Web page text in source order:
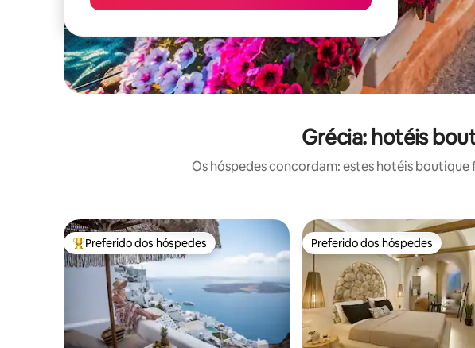
Grécia: hotéis
Os hóspedes concordam: estes hotéis
Entre os melhores preferidos dos hóspedes
Preferido dos hóspedes Preferido dos hóspedes
Preferido dos hóspedes